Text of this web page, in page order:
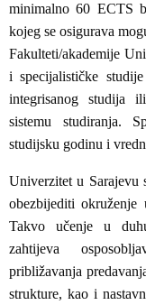
minimalno 60 ECTS
kojeg se osigurava
Fakulteti/akademije
i specijalističke
integrisanog studija
sistemu studiranja.
studijsku godinu i
Univerzitet u Sarajevu
obezbijediti okruženje
Takvo učenje u
zahtijeva
približavanja
strukture, kao i